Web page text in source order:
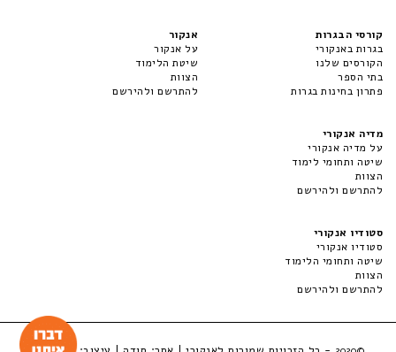
קורסי הבגרות
בגרות באנקורי
הקורסים שלנו
בתי הספר
פתרון בחינות בגרות
אנקור
על אנקור
שיטת הלימוד
הצוות
להתרשם ולהירשם
מדיה אנקורי
על מדיה אנקורי
שיטה ותחומי לימוד
הצוות
להתרשם ולהירשם
סטודיו אנקורי
סטודיו אנקורי
שיטה ותחומי הלימוד
הצוות
להתרשם ולהירשם